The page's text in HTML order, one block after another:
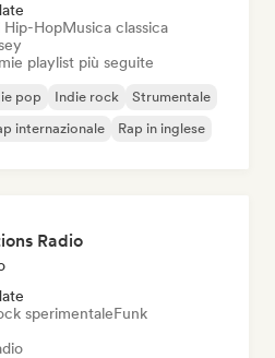
HopMusica classica
playlist più seguite
pop Indie rock
Strumentale
internazionale Rap in inglese
Radio
sperimentaleFunk